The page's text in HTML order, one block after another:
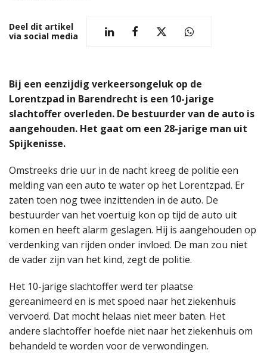
Deel dit artikel
via social media
Bij een eenzijdig verkeersongeluk op de
Lorentzpad in Barendrecht is een 10-jarige
slachtoffer overleden. De bestuurder van de auto is
aangehouden. Het gaat om een 28-jarige man uit
Spijkenisse.
Omstreeks drie uur in de nacht kreeg de politie een
melding van een auto te water op het Lorentzpad. Er
zaten toen nog twee inzittenden in de auto. De
bestuurder van het voertuig kon op tijd de auto uit
komen en heeft alarm geslagen. Hij is aangehouden op
verdenking van rijden onder invloed. De man zou niet
de vader zijn van het kind, zegt de politie.
Het 10-jarige slachtoffer werd ter plaatse
gereanimeerd en is met spoed naar het ziekenhuis
vervoerd. Dat mocht helaas niet meer baten. Het
andere slachtoffer hoefde niet naar het ziekenhuis om
behandeld te worden voor de verwondingen.